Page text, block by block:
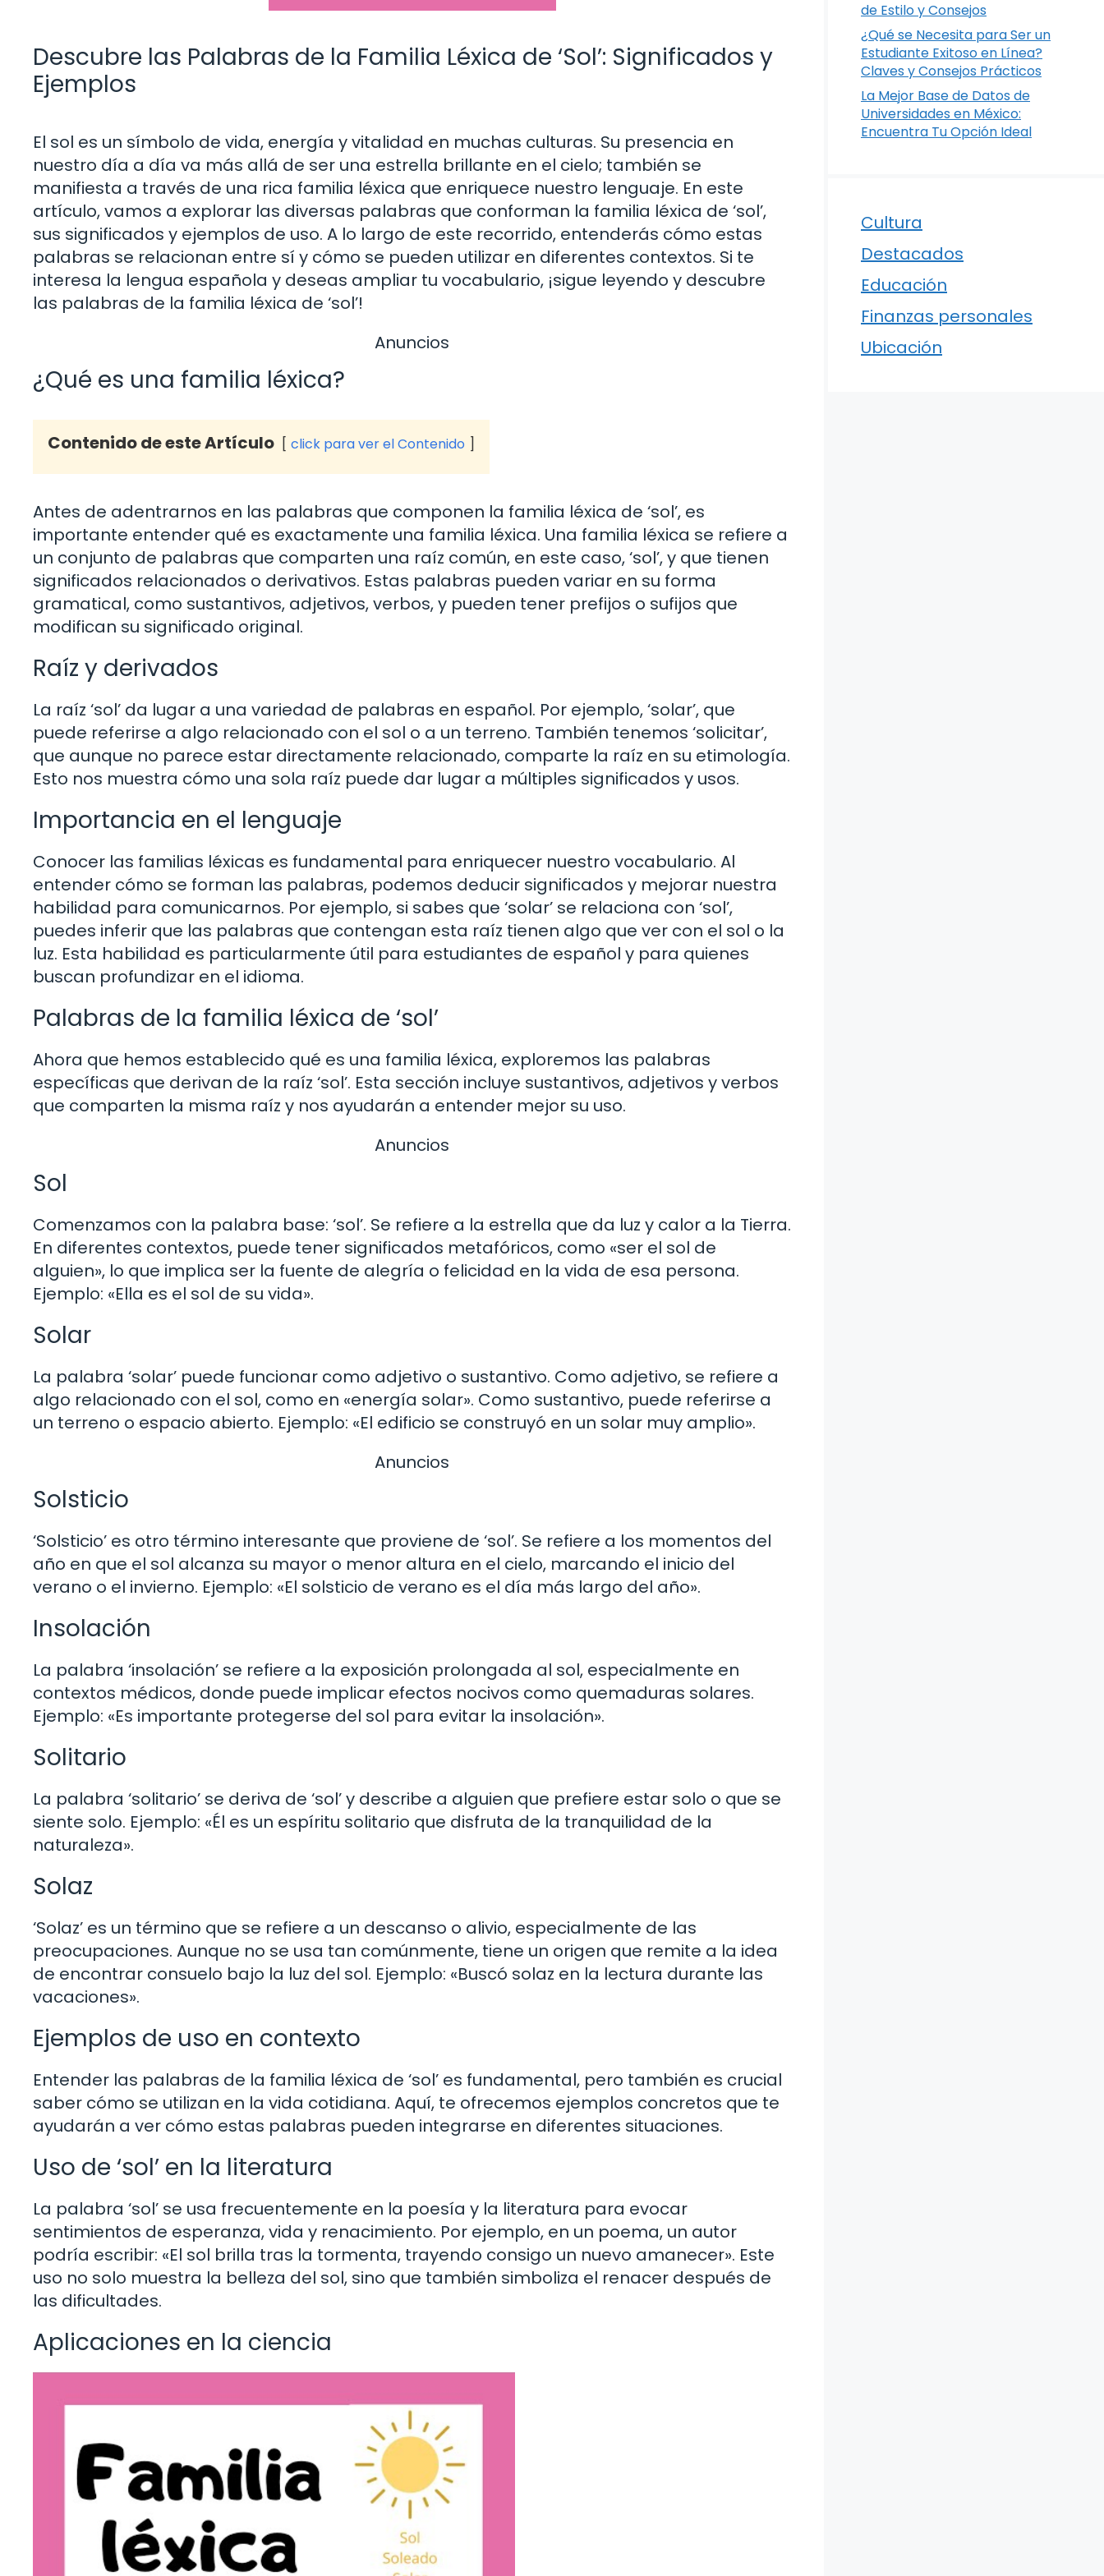
Descubre las Palabras de la Familia Léxica de ‘Sol’: Significados y
Ejemplos
El sol es un símbolo de vida, energía y vitalidad en muchas culturas. Su presencia en
nuestro día a día va más allá de ser una estrella brillante en el cielo; también se
manifiesta a través de una rica familia léxica que enriquece nuestro lenguaje. En este
artículo, vamos a explorar las diversas palabras que conforman la familia léxica de ‘sol’,
sus significados y ejemplos de uso. A lo largo de este recorrido, entenderás cómo estas
palabras se relacionan entre sí y cómo se pueden utilizar en diferentes contextos. Si te
interesa la lengua española y deseas ampliar tu vocabulario, ¡sigue leyendo y descubre
las palabras de la familia léxica de ‘sol’!
Anuncios
¿Qué es una familia léxica?
Contenido de este Artículo click para ver el Contenido
Antes de adentrarnos en las palabras que componen la familia léxica de ‘sol’, es
importante entender qué es exactamente una familia léxica. Una familia léxica se refiere a
un conjunto de palabras que comparten una raíz común, en este caso, ‘sol’, y que tienen
significados relacionados o derivativos. Estas palabras pueden variar en su forma
gramatical, como sustantivos, adjetivos, verbos, y pueden tener prefijos o sufijos que
modifican su significado original.
Raíz y derivados
La raíz ‘sol’ da lugar a una variedad de palabras en español. Por ejemplo, ‘solar’, que
puede referirse a algo relacionado con el sol o a un terreno. También tenemos ‘solicitar’,
que aunque no parece estar directamente relacionado, comparte la raíz en su etimología.
Esto nos muestra cómo una sola raíz puede dar lugar a múltiples significados y usos.
Importancia en el lenguaje
Conocer las familias léxicas es fundamental para enriquecer nuestro vocabulario. Al
entender cómo se forman las palabras, podemos deducir significados y mejorar nuestra
habilidad para comunicarnos. Por ejemplo, si sabes que ‘solar’ se relaciona con ‘sol’,
puedes inferir que las palabras que contengan esta raíz tienen algo que ver con el sol o la
luz. Esta habilidad es particularmente útil para estudiantes de español y para quienes
buscan profundizar en el idioma.
Palabras de la familia léxica de ‘sol’
Ahora que hemos establecido qué es una familia léxica, exploremos las palabras
específicas que derivan de la raíz ‘sol’. Esta sección incluye sustantivos, adjetivos y verbos
que comparten la misma raíz y nos ayudarán a entender mejor su uso.
Anuncios
Sol
Comenzamos con la palabra base: ‘sol’. Se refiere a la estrella que da luz y calor a la Tierra.
En diferentes contextos, puede tener significados metafóricos, como «ser el sol de
alguien», lo que implica ser la fuente de alegría o felicidad en la vida de esa persona.
Ejemplo: «Ella es el sol de su vida».
Solar
La palabra ‘solar’ puede funcionar como adjetivo o sustantivo. Como adjetivo, se refiere a
algo relacionado con el sol, como en «energía solar». Como sustantivo, puede referirse a
un terreno o espacio abierto. Ejemplo: «El edificio se construyó en un solar muy amplio».
Anuncios
Solsticio
‘Solsticio’ es otro término interesante que proviene de ‘sol’. Se refiere a los momentos del
año en que el sol alcanza su mayor o menor altura en el cielo, marcando el inicio del
verano o el invierno. Ejemplo: «El solsticio de verano es el día más largo del año».
Insolación
La palabra ‘insolación’ se refiere a la exposición prolongada al sol, especialmente en
contextos médicos, donde puede implicar efectos nocivos como quemaduras solares.
Ejemplo: «Es importante protegerse del sol para evitar la insolación».
Solitario
La palabra ‘solitario’ se deriva de ‘sol’ y describe a alguien que prefiere estar solo o que se
siente solo. Ejemplo: «Él es un espíritu solitario que disfruta de la tranquilidad de la
naturaleza».
Solaz
‘Solaz’ es un término que se refiere a un descanso o alivio, especialmente de las
preocupaciones. Aunque no se usa tan comúnmente, tiene un origen que remite a la idea
de encontrar consuelo bajo la luz del sol. Ejemplo: «Buscó solaz en la lectura durante las
vacaciones».
Ejemplos de uso en contexto
Entender las palabras de la familia léxica de ‘sol’ es fundamental, pero también es crucial
saber cómo se utilizan en la vida cotidiana. Aquí, te ofrecemos ejemplos concretos que te
ayudarán a ver cómo estas palabras pueden integrarse en diferentes situaciones.
Uso de ‘sol’ en la literatura
La palabra ‘sol’ se usa frecuentemente en la poesía y la literatura para evocar
sentimientos de esperanza, vida y renacimiento. Por ejemplo, en un poema, un autor
podría escribir: «El sol brilla tras la tormenta, trayendo consigo un nuevo amanecer». Este
uso no solo muestra la belleza del sol, sino que también simboliza el renacer después de
las dificultades.
Aplicaciones en la ciencia
de Estilo y Consejos
¿Qué se Necesita para Ser un
Estudiante Exitoso en Línea?
Claves y Consejos Prácticos
La Mejor Base de Datos de
Universidades en México:
Encuentra Tu Opción Ideal
Cultura
Destacados
Educación
Finanzas personales
Ubicación